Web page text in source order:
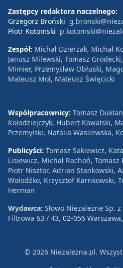
Zastępcy redaktora naczelnego:
Grzegorz Broński
Piotr Kotomski
Zespół: Michał Dzierżak, Michał
Janusz Milewski, Tomasz
Mimier, Przemysław Obłuski,
Mateusz Mol, Mateusz Święcicki
Współpracownicy: Tomasz
Kołodziejczyk, Hubert Kowalski,
Przemyłski, Natalia Wasilewska,
Publicyści: Tomasz Sakiewicz,
Lisiewicz, Michał Rachoń, Tomasz
Piotr Nisztor, Adrian Stankowski,
Wołodźko, Krzysztof Karnkowski,
Herman
Wydawca: Słowo Niezależne Sp. z
Filtrowa 63 / 43, 02-056
© 2026 Niezależna.pl.